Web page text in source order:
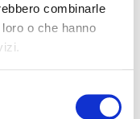
combinarle
o che hanno